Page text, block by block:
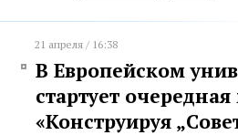
21 апреля / 16:38
В Европейском
стартует
«Конструируя